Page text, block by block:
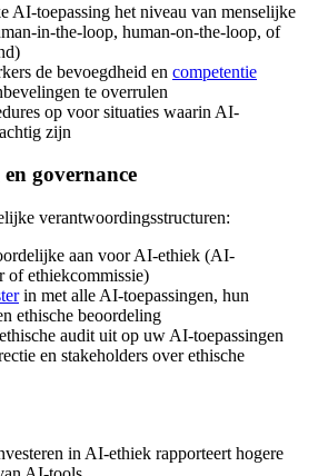
AI-toepassing het niveau van menselijke
in-the-loop, human-on-the-loop, of
de bevoegdheid en competentie
te overrulen
op voor situaties waarin AI-
zijn
governance
verantwoordingsstructuren:
aan voor AI-ethiek (AI-
of ethiekcommissie)
in met alle AI-toepassingen, hun
ethische beoordeling
audit uit op uw AI-toepassingen
en stakeholders over ethische
in AI-ethiek rapporteert hogere